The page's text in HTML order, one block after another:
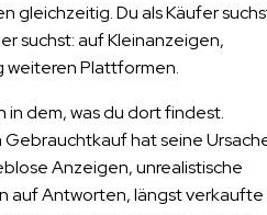
gleichzeitig. Du als Käufer
suchst: auf Kleinanzeigen,
weiteren Plattformen.
in dem, was du dort findest.
hat seine
Anzeigen, unrealistische
auf Antworten, längst verkaufte